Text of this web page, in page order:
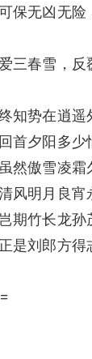
无凶无险
三春雪，
势在逍遥
夕阳多少
傲雪凌霜
明月良宵
竹长龙孙
刘郎方得